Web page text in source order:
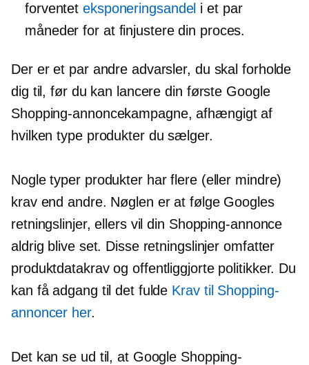
forventeteksponeringsandel i et par
måneder for at finjustere din proces.
Der er et par andre advarsler, du skal forholde
dig til, før du kan lancere din første Google
Shopping-annoncekampagne, afhængigt af
hvilken type produkter du sælger.
Nogle typer produkter har flere (eller mindre)
krav end andre. Nøglen er at følge Googles
retningslinjer, ellers vil din Shopping-annonce
aldrig blive set. Disse retningslinjer omfatter
produktdatakrav og offentliggjorte politikker. Du
kan få adgang til det fulde Krav til Shopping-
annoncer her.
Det kan se ud til, at Google Shopping-